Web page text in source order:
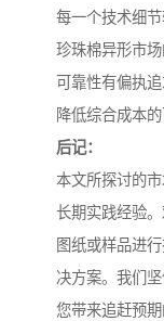
每一个技术细
珍珠棉异形市
可靠性有偏执
降低综合成本的
后记：
本文所探讨的
长期实践经验
图纸或样品进
决方案。我们
您带来追赶预期